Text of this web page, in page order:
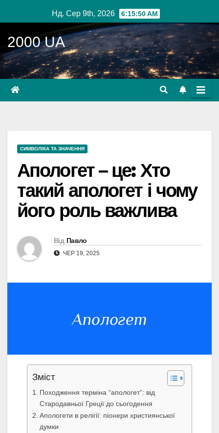
до
вмісту
Нд. Сер 9th, 2026 6:15:51 AM
2000 UA
СИМВОЛІКА ТА ЗНАЧЕННЯ
Апологет – це: Хто
такий апологет і чому
його роль важлива
Від Павло
ЧЕР 19, 2025
Зміст
Походження терміна “апологет”: від
Стародавньої Греції до сьогодення
Апологети в релігії: піонери християнської
думки